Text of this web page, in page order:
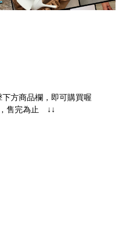
方商品欄，即可購買喔
售完為止 ↓↓